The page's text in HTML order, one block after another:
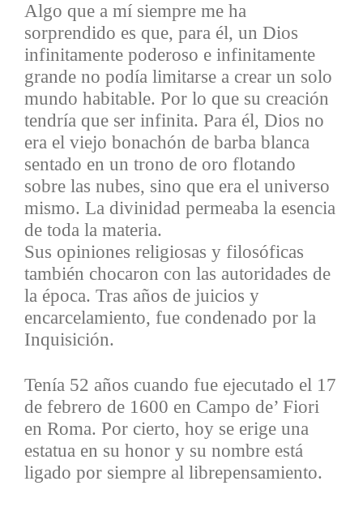
Algo que a mí siempre me ha
sorprendido es que, para él, un Dios
infinitamente poderoso e infinitamente
grande no podía limitarse a crear un solo
mundo habitable. Por lo que su creación
tendría que ser infinita. Para él, Dios no
era el viejo bonachón de barba blanca
sentado en un trono de oro flotando
sobre las nubes, sino que era el universo
mismo. La divinidad permeaba la esencia
de toda la materia.
Sus opiniones religiosas y filosóficas
también chocaron con las autoridades de
la época. Tras años de juicios y
encarcelamiento, fue condenado por la
Inquisición.
Tenía 52 años cuando fue ejecutado el 17
de febrero de 1600 en Campo de’ Fiori
en Roma. Por cierto, hoy se erige una
estatua en su honor y su nombre está
ligado por siempre al librepensamiento.